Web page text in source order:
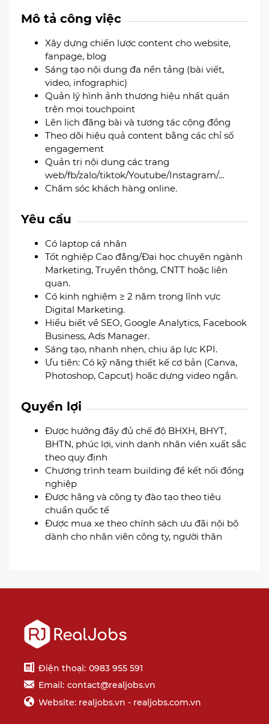
Mô tả công việc
Xây dựng chiến lược content cho website,
fanpage, blog
Sáng tạo nội dung đa nền tảng (bài viết,
video, infographic)
Quản lý hình ảnh thương hiệu nhất quán
trên mọi touchpoint
Lên lịch đăng bài và tương tác cộng đồng
Theo dõi hiệu quả content bằng các chỉ số
engagement
Quản trị nội dung các trang
web/fb/zalo/tiktok/Youtube/Instagram/…
Chăm sóc khách hàng online.
Yêu cầu
Có laptop cá nhân
Tốt nghiệp Cao đẳng/Đại học chuyên ngành
Marketing, Truyền thông, CNTT hoặc liên
quan.
Có kinh nghiệm ≥ 2 năm trong lĩnh vực
Digital Marketing.
Hiểu biết về SEO, Google Analytics, Facebook
Business, Ads Manager.
Sáng tạo, nhanh nhẹn, chịu áp lực KPI.
Ưu tiên: Có kỹ năng thiết kế cơ bản (Canva,
Photoshop, Capcut) hoặc dựng video ngắn.
Quyền lợi
Được hưởng đầy đủ chế độ BHXH, BHYT,
BHTN, phúc lợi, vinh danh nhân viên xuất sắc
theo quy định
Chương trình team building để kết nối đồng
nghiệp
Được hãng và công ty đào tạo theo tiêu
chuẩn quốc tế
Được mua xe theo chính sách ưu đãi nội bộ
dành cho nhân viên công ty, người thân
Điện thoại: 0983 955 591
Email: contact@realjobs.vn
Website: realjobs.vn - realjobs.com.vn